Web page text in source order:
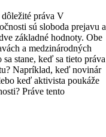
práva V
sú sloboda prejavu a
základné hodnoty. Obe
a medzinárodných
stane, keď sa tieto práva
Napríklad, keď novinár
keď aktivista poukáže
Práve tento